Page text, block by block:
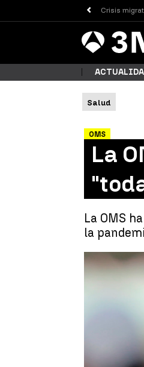
Crisis
Antena
3 Noticias
Salud
OMS
La
La OMS
la